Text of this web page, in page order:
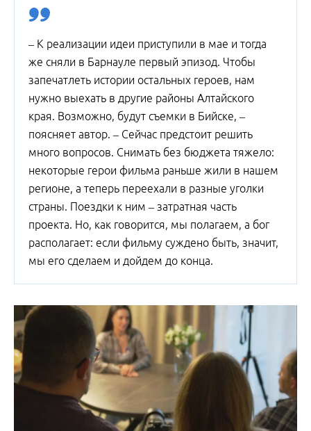
– К реализации идеи приступили в мае и тогда
же сняли в Барнауле первый эпизод. Чтобы
запечатлеть истории остальных героев, нам
нужно выехать в другие районы Алтайского
края. Возможно, будут съемки в Бийске, –
поясняет автор. – Сейчас предстоит решить
много вопросов. Снимать без бюджета тяжело:
некоторые герои фильма раньше жили в нашем
регионе, а теперь переехали в разные уголки
страны. Поездки к ним – затратная часть
проекта. Но, как говорится, мы полагаем, а бог
располагает: если фильму суждено быть, значит,
мы его сделаем и дойдем до конца.